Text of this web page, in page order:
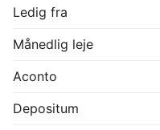
Ledig fra
Månedlig leje
Aconto
Depositum